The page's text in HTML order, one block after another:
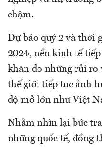
chậm.
Dự báo quý 2 và thời
2024, nền kinh tế
khăn do những rủi ro
thế giới tiếp tục ảnh
độ mở lớn như Việt
Nhằm nhìn lại bức
những quốc tế, đồng